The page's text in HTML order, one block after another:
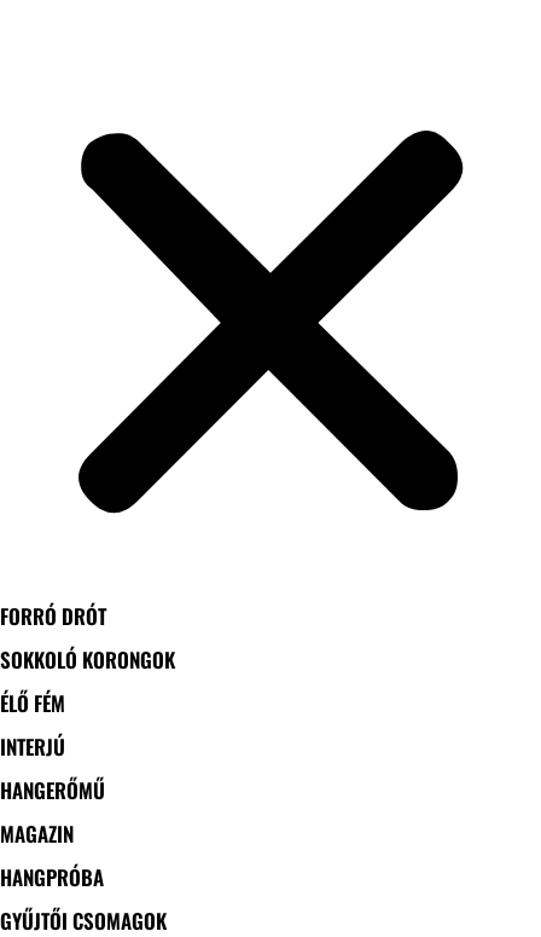
FORRÓ DRÓT
SOKKOLÓ KORONGOK
ÉLŐ FÉM
INTERJÚ
HANGERŐMŰ
MAGAZIN
HANGPRÓBA
GYŰJTŐI CSOMAGOK